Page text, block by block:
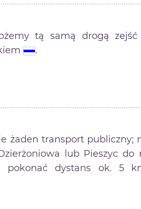
tą samą drogą
.
żaden transport
lub Pieszyc do
pokonać dystans ok. 5